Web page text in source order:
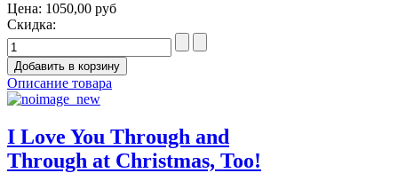
Цена: 1050,00 руб
Скидка:
Описание товара
I Love You Through and
Through at Christmas, Too!